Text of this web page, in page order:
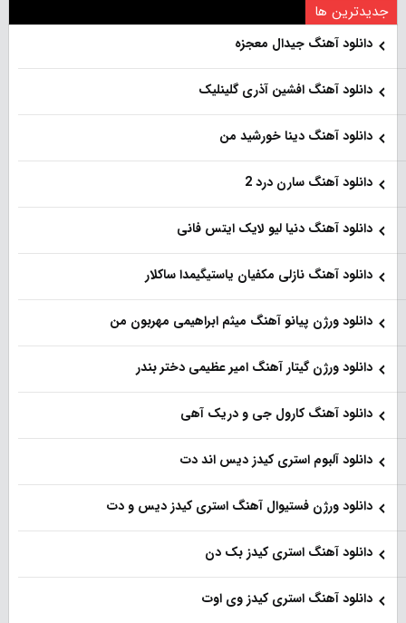
جدیدترین ها
دانلود آهنگ جیدال معجزه
دانلود آهنگ افشین آذری گلینلیک
دانلود آهنگ دینا خورشید من
دانلود آهنگ سارن درد 2
دانلود آهنگ دنیا لیو لایک ایتس فانی
دانلود آهنگ نازلی مکفیان یاستیگیمدا ساکلار
دانلود ورژن پیانو آهنگ میثم ابراهیمی مهربون من
دانلود ورژن گیتار آهنگ امیر عظیمی دختر بندر
دانلود آهنگ کارول جی و دریک آهی
دانلود آلبوم استری کیدز دیس اند دت
دانلود ورژن فستیوال آهنگ استری کیدز دیس و دت
دانلود آهنگ استری کیدز بک دن
دانلود آهنگ استری کیدز وی اوت